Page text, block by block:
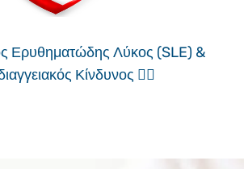
Ερυθηματώδης Λύκος (SLE) &
Κίνδυνος ❤️‍🔥